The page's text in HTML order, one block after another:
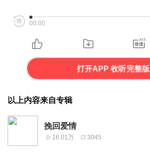
00:00
打开APP 收听完整版
以上内容来自专辑
挽回爱情
16.01万 3045